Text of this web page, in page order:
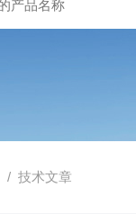
/ 技术文章